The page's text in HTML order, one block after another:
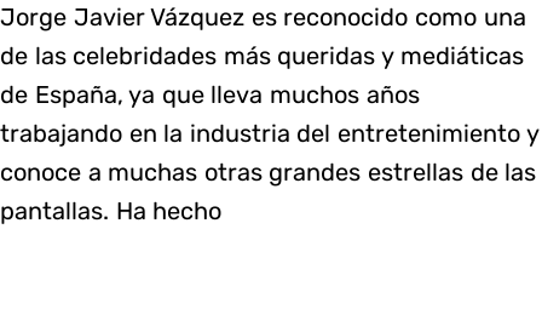
Jorge Javier Vázquez es reconocido como una
de las celebridades más queridas y mediáticas
de España, ya que lleva muchos años
trabajando en la industria del entretenimiento y
conoce a muchas otras grandes estrellas de las
pantallas. Ha hecho